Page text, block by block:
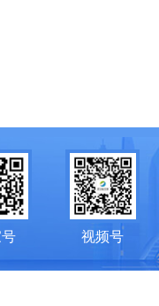
视频号